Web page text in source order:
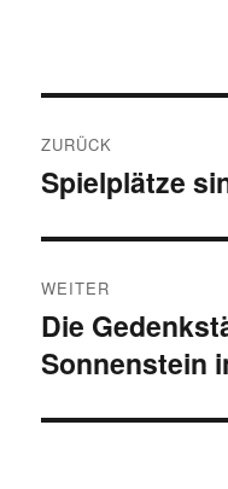
ZURÜCK
Vorheriger
Spielplätze
WEITER
Nächster
Beitrag:
Die
Sonnenstein